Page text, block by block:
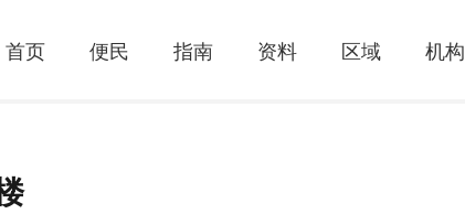
首页 便民 指南 资料 区域 机构